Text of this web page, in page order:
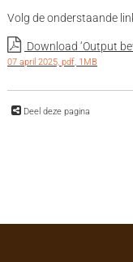
Volg de onderstaande
Download ‘Output
07 april 2025, pdf, 1MB
Deel deze pagina